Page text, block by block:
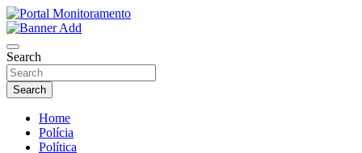
Skip
to
content
Portal Monitoramento
Search
Search
Home
Polícia
Política